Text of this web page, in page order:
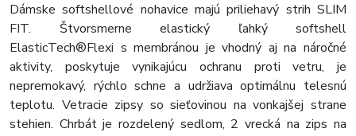
Dámske softshellové nohavice majú priliehavý strih SLIM
FIT. Štvorsmerne elastický ľahký softshell
ElasticTech®Flexi s membránou je vhodný aj na náročné
aktivity, poskytuje vynikajúcu ochranu proti vetru, je
nepremokavý, rýchlo schne a udržiava optimálnu telesnú
teplotu. Vetracie zipsy so sieťovinou na vonkajšej strane
stehien. Chrbát je rozdelený sedlom, 2 vrecká na zips na